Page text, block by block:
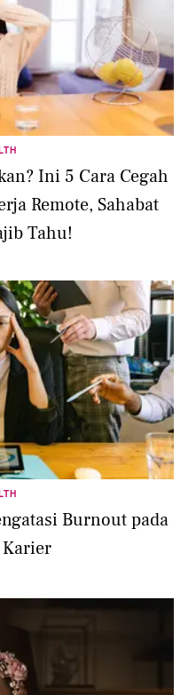
Ini 5 Cara Cegah
Remote, Sahabat
Tahu!
Burnout pada